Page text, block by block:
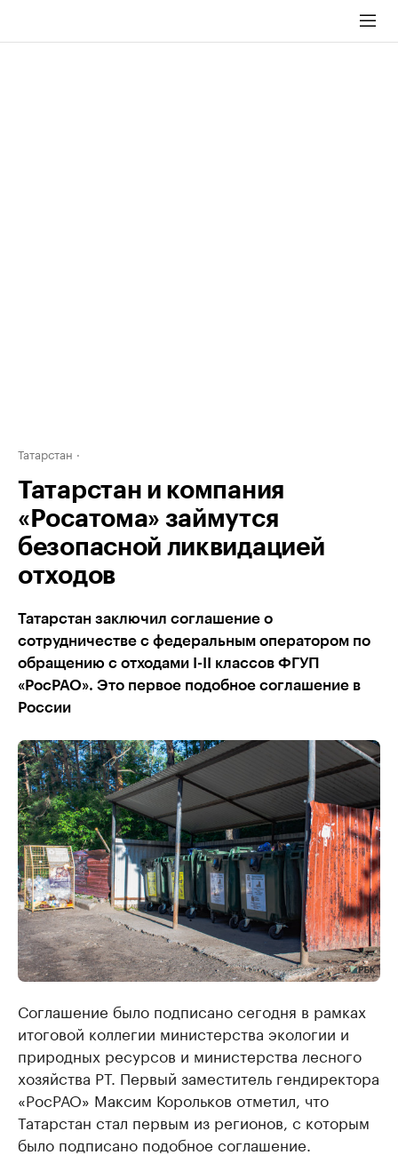
Татарстан
Татарстан и компания
«Росатома» займутся
безопасной ликвидацией
отходов
Татарстан заключил соглашение о
сотрудничестве с федеральным оператором по
обращению с отходами I-II классов ФГУП
«РосРАО». Это первое подобное соглашение в
России
Соглашение было подписано сегодня в рамках
итоговой коллегии министерства экологии и
природных ресурсов и министерства лесного
хозяйства РТ. Первый заместитель гендиректора
«РосРАО» Максим Корольков отметил, что
Татарстан стал первым из регионов, с которым
было подписано подобное соглашение.